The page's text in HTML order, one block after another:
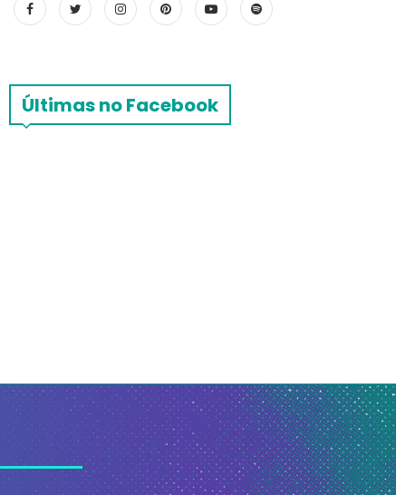
Últimas no Facebook